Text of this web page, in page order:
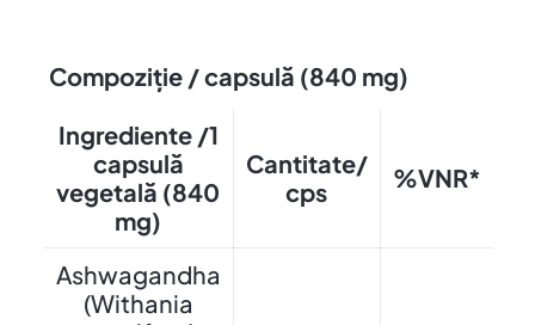
Compoziție / capsulă (840 mg)
Ingrediente /1
capsulă
vegetală (840
mg)
Cantitate/
cps
%VNR*
Ashwagandha
(Withania